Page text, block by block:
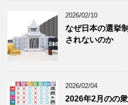
2026/02/10
なぜ日本の選挙
されないのか
2026/02/04
2026年2月のの